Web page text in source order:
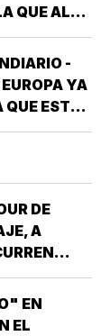
QUE AL
DE
EN
-
YA
ESTE
HISTORIA
OLA
DE
A
*ME HAN
UN
EN
EL